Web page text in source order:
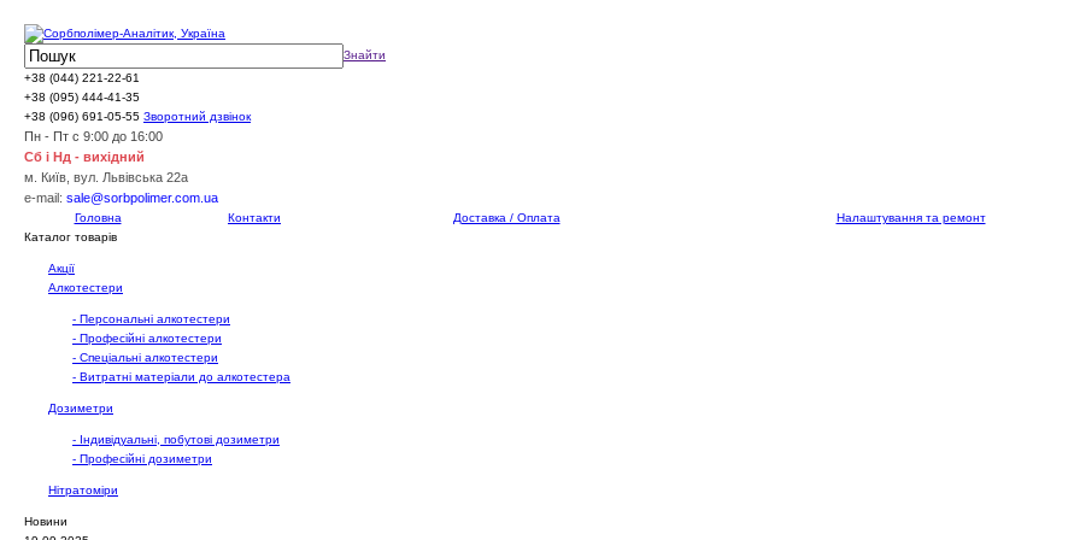
Знайти
+38 (044) 221-22-61
+38 (095) 444-41-35
+38 (096) 691-05-55 Зворотний дзвінок
Пн - Пт с 9:00 до 16:00
Сб і Нд - вихідний
м. Київ, вул. Львівська 22а
e-mail: sale@sorbpolimer.com.ua
Головна Контакти Доставка / Оплата Налаштування та ремонт
Каталог товарів
Акції
Алкотестери
- Персональні алкотестери
- Професійні алкотестери
- Спеціальні алкотестери
- Витратні матеріали до алкотестера
Дозиметри
- Індивідуальні, побутові дозиметри
- Професійні дозиметри
Нітратоміри
Новини